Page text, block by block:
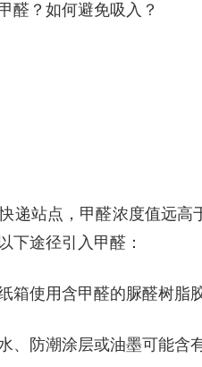
醛？如何避免吸入？
递站点，甲醛浓度值远
下途径引入甲醛：
箱使用含甲醛的脲醛树脂
、防潮涂层或油墨可能含